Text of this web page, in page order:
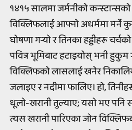
१४१५ सालमा जर्मनीको
विक्लिफलाई आफ्नो अधर्ममा मर्ने
घोषणा गर्‍यो र तिनका हड्डीहरू
पवित्र भूमिबाट हटाइयोस् भनी हुकुम
विक्लिफको लासलाई खनेर
जलाइए र नदीमा फालिए। हो,
धूलो-खरानी तुल्याए; यसो भए पनि
त्यस खरानी पारिएका जोन